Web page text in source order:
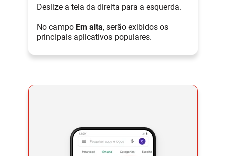
Deslize a tela da direita para a esquerda.
No campo Em alta, serão exibidos os
principais aplicativos populares.